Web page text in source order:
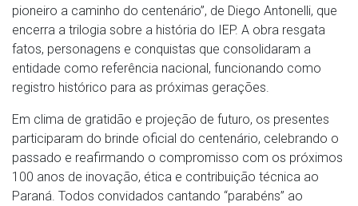
pioneiro a caminho do centenário”, de Diego Antonelli, que
encerra a trilogia sobre a história do IEP. A obra resgata
fatos, personagens e conquistas que consolidaram a
entidade como referência nacional, funcionando como
registro histórico para as próximas gerações.
Em clima de gratidão e projeção de futuro, os presentes
participaram do brinde oficial do centenário, celebrando o
passado e reafirmando o compromisso com os próximos
100 anos de inovação, ética e contribuição técnica ao
Paraná. Todos convidados cantando “parabéns” ao